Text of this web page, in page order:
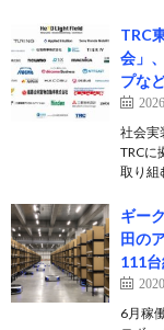
TRC
会」
プな
社会実
TRCに
取り組
ギー
田の
111
6月稼